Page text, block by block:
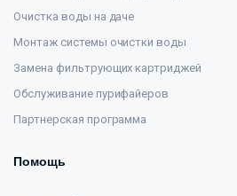
Очистка воды на даче
Монтаж системы очистки воды
Замена фильтрующих картриджей
Обслуживание пурифайеров
Партнерская программа
Помощь